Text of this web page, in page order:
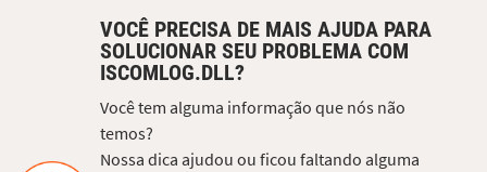
VOCÊ PRECISA DE MAIS AJUDA PARA
SOLUCIONAR SEU PROBLEMA COM
ISCOMLOG.DLL?
Você tem alguma informação que nós não
temos?
Nossa dica ajudou ou ficou faltando alguma